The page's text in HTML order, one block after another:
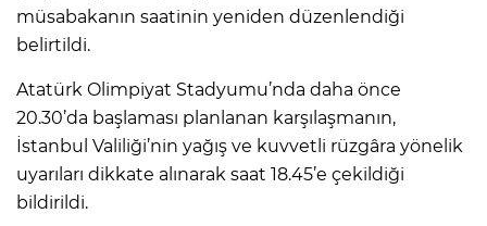
müsabakanın saatinin yeniden düzenlendiği
belirtildi.
Atatürk Olimpiyat Stadyumu’nda daha önce
20.30’da başlaması planlanan karşılaşmanın,
İstanbul Valiliği’nin yağış ve kuvvetli rüzgâra yönelik
uyarıları dikkate alınarak saat 18.45’e çekildiği
bildirildi.